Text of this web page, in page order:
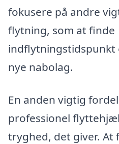
fokusere på andre
flytning, som at finde
indflytningstidspunkt
nye nabolag.
En anden vigtig
professionel
tryghed, det giver.